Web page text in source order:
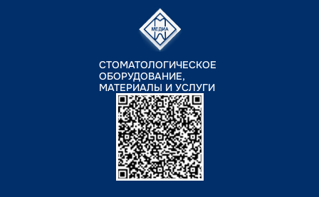
СТОМАТОЛОГИЧЕСКОЕ
ОБОРУДОВАНИЕ,
МАТЕРИАЛЫ И УСЛУГИ